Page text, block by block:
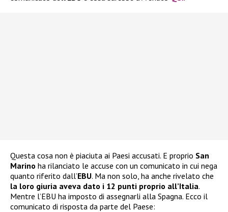
Questa cosa non è piaciuta ai Paesi accusati. E proprio San
Marino ha rilanciato le accuse con un comunicato in cui nega
quanto riferito dall’EBU. Ma non solo, ha anche rivelato che
la loro giuria aveva dato i 12 punti proprio all’Italia.
Mentre l’EBU ha imposto di assegnarli alla Spagna. Ecco il
comunicato di risposta da parte del Paese: